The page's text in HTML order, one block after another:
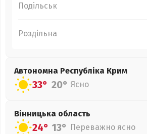
Подільськ
Роздільна
Автономна Республіка Крим
33° 20° Ясно
Вінницька область
24° 13° Переважно ясно